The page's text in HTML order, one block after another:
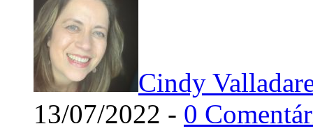
Cindy
13/07/2022 - 0